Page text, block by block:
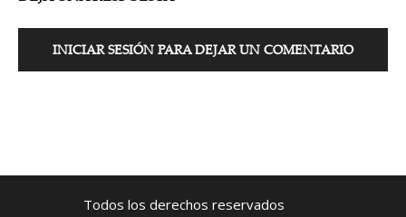
INICIAR SESIÓN PARA DEJAR UN COMENTARIO
Todos los derechos reservados